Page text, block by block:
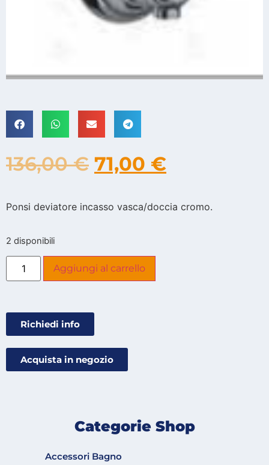
136,00€ 71,00 €
Ponsi deviatore incasso vasca/doccia cromo.
2 disponibili
Aggiungi al carrello
Richiedi info
Acquista in negozio
Categorie Shop
Accessori Bagno